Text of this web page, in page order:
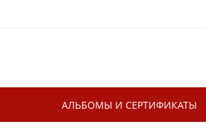
АЛЬБОМЫ И СЕРТИФИКАТЫ